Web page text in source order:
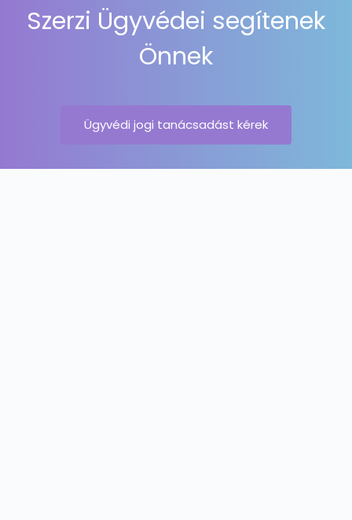
Szerzi Ügyvédei segítenek
Önnek
Ügyvédi jogi tanácsadást kérek